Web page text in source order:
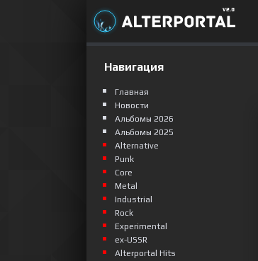
Навигация
Главная
Новости
Альбомы 2026
Альбомы 2025
Alternative
Punk
Сore
Metal
Industrial
Rock
Experimental
ex-USSR
Alterportal Hits